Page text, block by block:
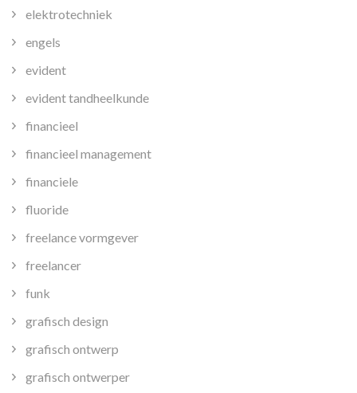
elektrotechniek
engels
evident
evident tandheelkunde
financieel
financieel management
financiele
fluoride
freelance vormgever
freelancer
funk
grafisch design
grafisch ontwerp
grafisch ontwerper